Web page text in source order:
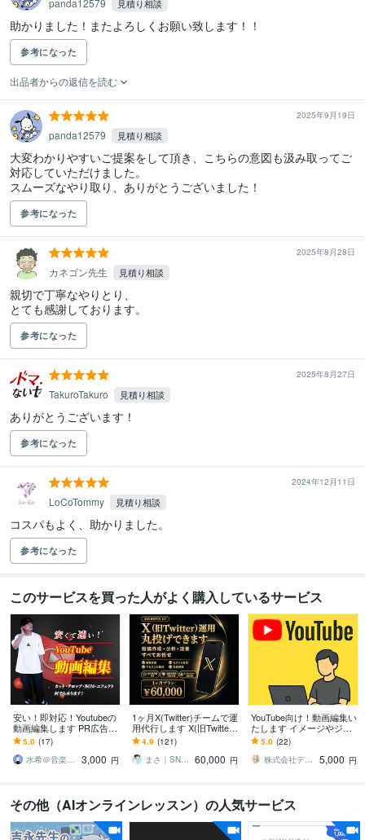
panda12579 見積り相談
助かりました！またよろしくお願い致します！！
参考になった
出品者からの返信を読む
2025年9月19日
panda12579 見積り相談
大変わかりやすいご提案をして頂き、こちらの意図も汲み取ってご
対応していただけました。
スムーズなやり取り、ありがとうございました！
参考になった
2025年8月28日
カネゴン先生 見積り相談
親切で丁寧なやりとり、
とても感謝しております。
参考になった
2025年8月27日
TakuroTakuro 見積り相談
ありがとうございます！
参考になった
2024年12月11日
LoCoTommy 見積り相談
コスパもよく、助かりました。
参考になった
このサービスを買った人がよく購入しているサービス
安い！即対応！Youtubeの
動画編集します PR広告・
演奏動画・ずんだもん動
画作成も対応可能です！
5.0 (17)
水希＠音楽・映像・デザイン
3,000 円
1ヶ月X(Twitter)チームで運
用代行します X(旧Twitter)
専属SNSマーケのチーム
が戦略的対応！
4.9 (121)
まさ｜SNSプロマーケター 60,000 円
YouTube向け！動画編集い
たします イメージやジャ
ンルに合わせて編集しま
す
5.0 (22)
株式会社デジタルレシピ
5,000 円
その他（AIオンラインレッスン）の人気サービス